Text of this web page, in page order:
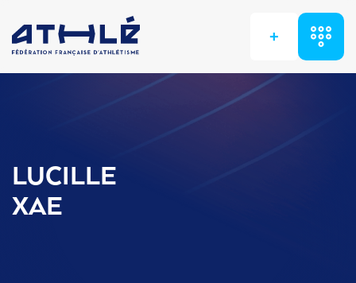
+
LUCILLE
XAE